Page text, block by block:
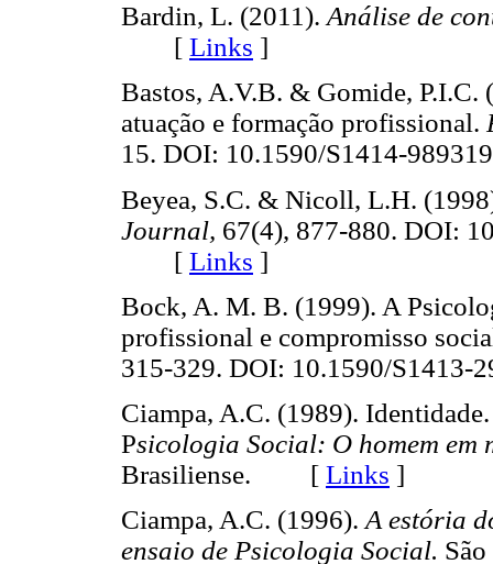
Bardin, L. (2011). Análise de
[ Links ]
Bastos, A.V.B. & Gomide,
atuação e formação profissional.
15. DOI: 10.1590/S1414-
Beyea, S.C. & Nicoll, L.H.
Journal, 67(4), 877-880. DOI:
[ Links ]
Bock, A. M. B. (1999). A
profissional e compromisso
315-329. DOI: 10.1590/
Ciampa, A.C. (1989).
Psicologia Social: O homem em
Brasiliense. [ Links ]
Ciampa, A.C. (1996). A estória
ensaio de Psicologia Social.